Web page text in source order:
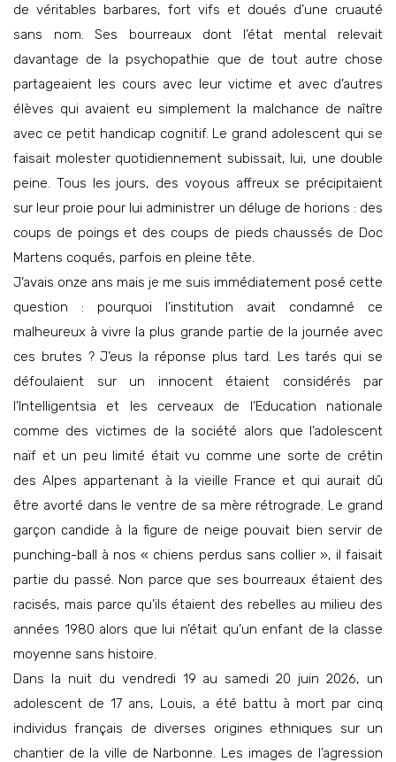
de véritables barbares, fort vifs et doués d’une cruauté
sans nom. Ses bourreaux dont l’état mental relevait
davantage de la psychopathie que de tout autre chose
partageaient les cours avec leur victime et avec d’autres
élèves qui avaient eu simplement la malchance de naître
avec ce petit handicap cognitif. Le grand adolescent qui se
faisait molester quotidiennement subissait, lui, une double
peine. Tous les jours, des voyous affreux se précipitaient
sur leur proie pour lui administrer un déluge de horions : des
coups de poings et des coups de pieds chaussés de Doc
Martens coqués, parfois en pleine tête.
J’avais onze ans mais je me suis immédiatement posé cette
question : pourquoi l’institution avait condamné ce
malheureux à vivre la plus grande partie de la journée avec
ces brutes ? J’eus la réponse plus tard. Les tarés qui se
défoulaient sur un innocent étaient considérés par
l’Intelligentsia et les cerveaux de l’Education nationale
comme des victimes de la société alors que l’adolescent
naïf et un peu limité était vu comme une sorte de crétin
des Alpes appartenant à la vieille France et qui aurait dû
être avorté dans le ventre de sa mère rétrograde. Le grand
garçon candide à la figure de neige pouvait bien servir de
punching-ball à nos « chiens perdus sans collier », il faisait
partie du passé. Non parce que ses bourreaux étaient des
racisés, mais parce qu’ils étaient des rebelles au milieu des
années 1980 alors que lui n’était qu’un enfant de la classe
moyenne sans histoire.
Dans la nuit du vendredi 19 au samedi 20 juin 2026, un
adolescent de 17 ans, Louis, a été battu à mort par cinq
individus français de diverses origines ethniques sur un
chantier de la ville de Narbonne. Les images de l’agression